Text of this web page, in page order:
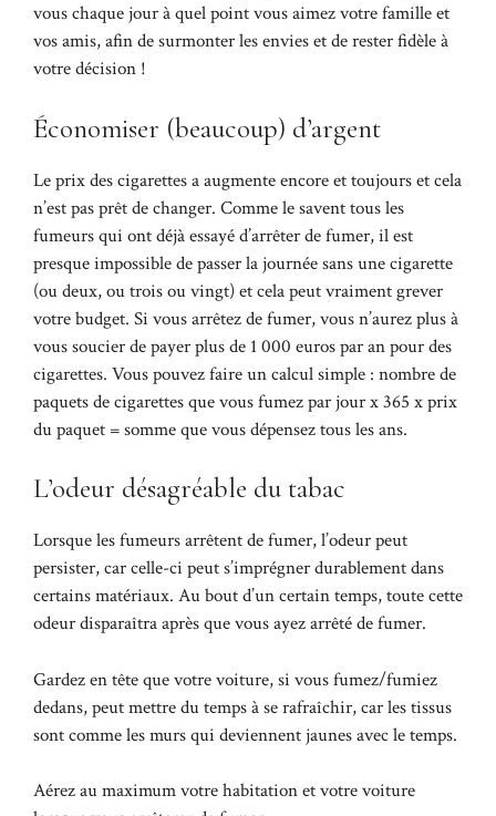
vous chaque jour à quel point vous aimez votre famille et
vos amis, afin de surmonter les envies et de rester fidèle à
votre décision !
Économiser (beaucoup) d’argent
Le prix des cigarettes a augmente encore et toujours et cela
n’est pas prêt de changer. Comme le savent tous les
fumeurs qui ont déjà essayé d’arrêter de fumer, il est
presque impossible de passer la journée sans une cigarette
(ou deux, ou trois ou vingt) et cela peut vraiment grever
votre budget. Si vous arrêtez de fumer, vous n’aurez plus à
vous soucier de payer plus de 1 000 euros par an pour des
cigarettes. Vous pouvez faire un calcul simple : nombre de
paquets de cigarettes que vous fumez par jour x 365 x prix
du paquet = somme que vous dépensez tous les ans.
L’odeur désagréable du tabac
Lorsque les fumeurs arrêtent de fumer, l’odeur peut
persister, car celle-ci peut s’imprégner durablement dans
certains matériaux. Au bout d’un certain temps, toute cette
odeur disparaîtra après que vous ayez arrêté de fumer.
Gardez en tête que votre voiture, si vous fumez/fumiez
dedans, peut mettre du temps à se rafraîchir, car les tissus
sont comme les murs qui deviennent jaunes avec le temps.
Aérez au maximum votre habitation et votre voiture